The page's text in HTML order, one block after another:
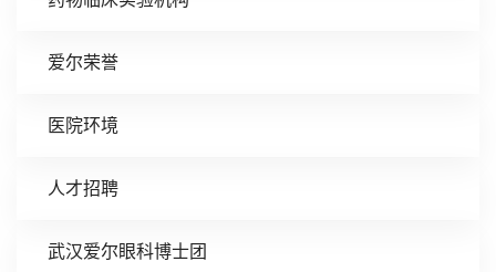
爱尔荣誉
医院环境
人才招聘
武汉爱尔眼科博士团